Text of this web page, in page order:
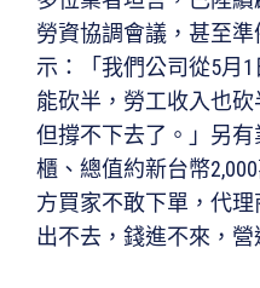
勞資協調會議，甚至
示：「我們公司從5月
能砍半，勞工收入也砍
但撐不下去了。」另
櫃、總值約新台幣
方買家不敢下單，代
出不去，錢進不來，營